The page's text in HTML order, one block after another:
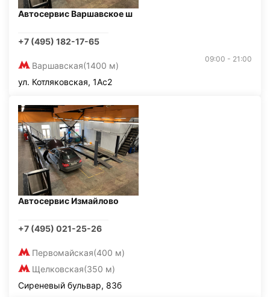
Автосервис Варшавское ш
+7 (495) 182-17-65
Варшавская(1400 м)
09:00 - 21:00
ул. Котляковская, 1Ас2
Автосервис Измайлово
+7 (495) 021-25-26
Первомайская(400 м)
Щелковская(350 м)
Сиреневый бульвар, 83б